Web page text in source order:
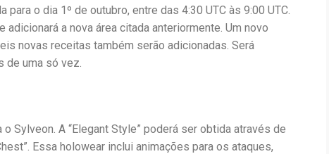
para o dia 1º de outubro, entre das 4:30 UTC às 9:00 UTC.
a nova área citada anteriormente. Um novo
novas receitas também serão adicionadas. Será
de uma só vez.
Sylveon. A “Elegant Style” poderá ser obtida através de
Essa holowear inclui animações para os ataques,